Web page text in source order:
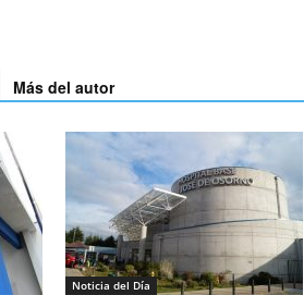
Más del autor
Noticia del Día